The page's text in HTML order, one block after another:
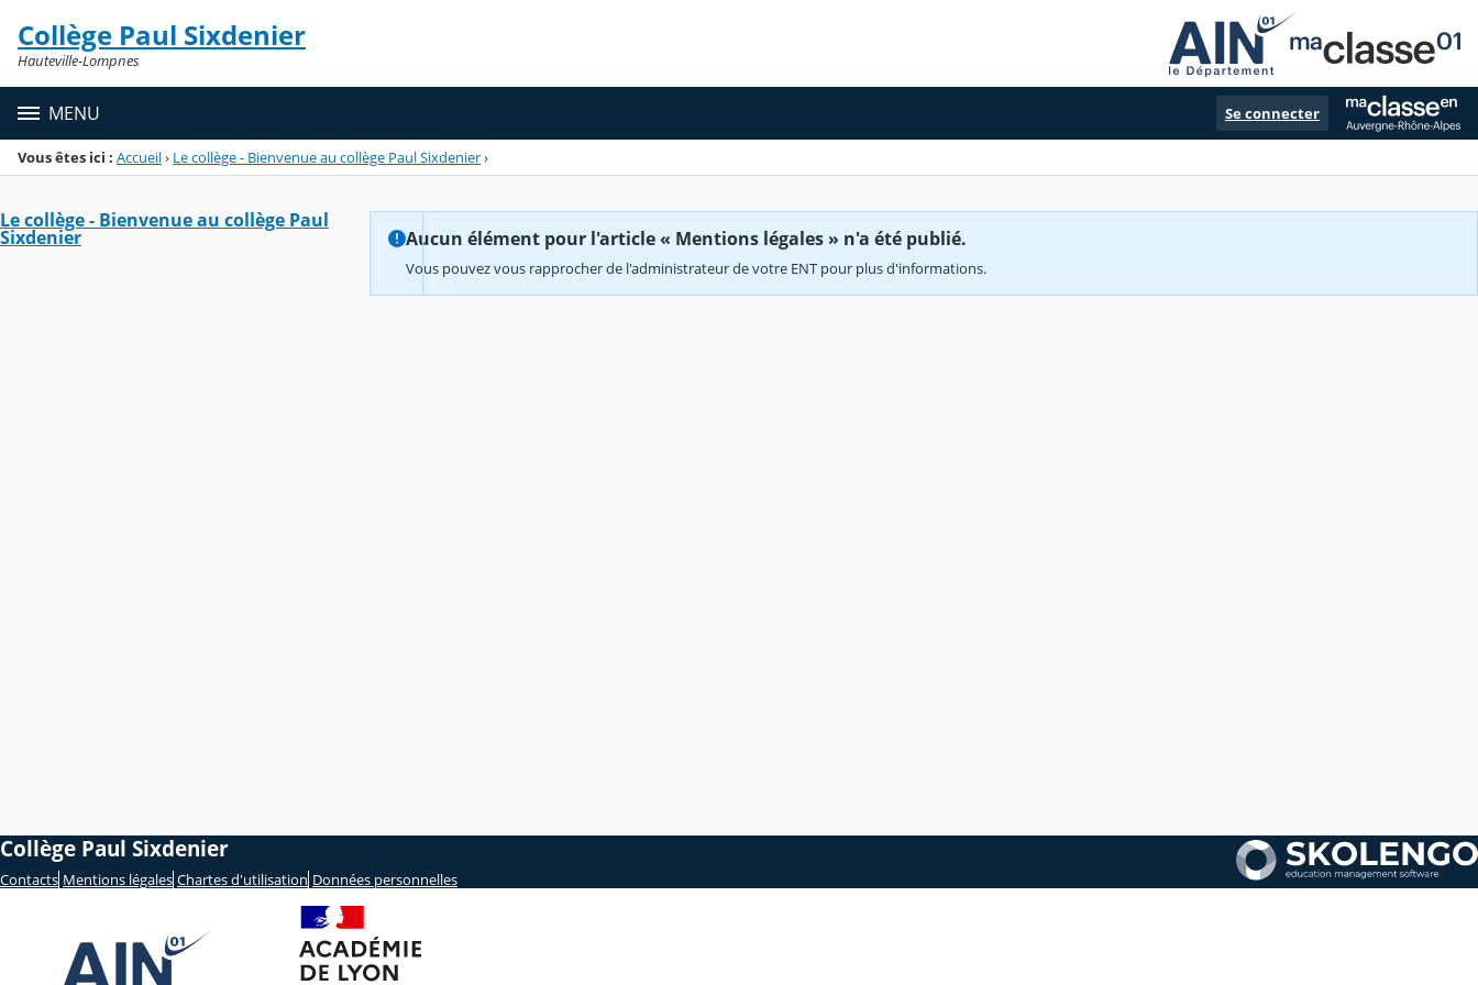
Menu de la rubrique
Contenu
Collège Paul Sixdenier
Hauteville-Lompnes
MENU Se connecter
Vous êtes ici : Accueil› Le collège - Bienvenue au collège Paul Sixdenier›
Le collège - Bienvenue au collège Paul
Sixdenier Aucun élément pour l'article « Mentions légales » n'a été publié.
Vous pouvez vous rapprocher de l'administrateur de votre ENT pour plus d'informations.
Collège Paul Sixdenier
Contacts Mentions légales Chartes d'utilisation Données personnelles